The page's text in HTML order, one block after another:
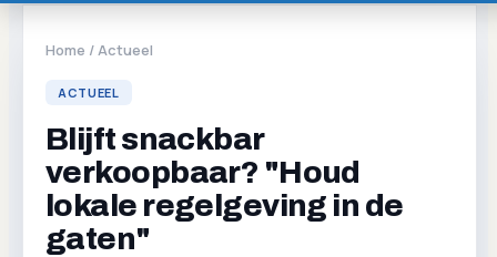
Home /Actueel
ACTUEEL
Blijft snackbar
verkoopbaar? "Houd
lokale regelgeving in de
gaten"